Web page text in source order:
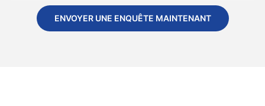
ENVOYER UNE ENQUÊTE MAINTENANT